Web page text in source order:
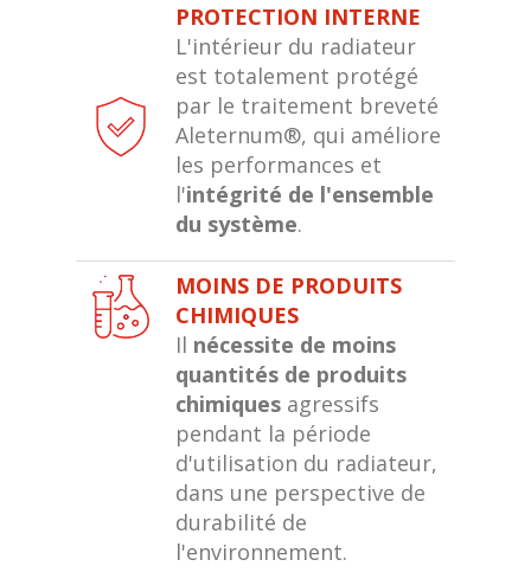
PROTECTION INTERNE
L'intérieur du radiateur
est totalement protégé
par le traitement breveté
Aleternum®, qui améliore
les performances et
l'intégrité de l'ensemble
du système.
MOINS DE PRODUITS
CHIMIQUES
Il nécessite de moins
quantités de produits
chimiques agressifs
pendant la période
d'utilisation du radiateur,
dans une perspective de
durabilité de
l'environnement.